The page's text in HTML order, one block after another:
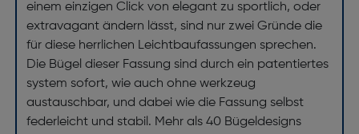
einem einzigen Click von elegant zu sportlich, oder
extravagant ändern lässt, sind nur zwei Gründe die
für diese herrlichen Leichtbaufassungen sprechen.
Die Bügel dieser Fassung sind durch ein patentiertes
system sofort, wie auch ohne werkzeug
austauschbar, und dabei wie die Fassung selbst
federleicht und stabil. Mehr als 40 Bügeldesigns